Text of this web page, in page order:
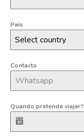
País
Select country
Contacto
Quando pretende viajar?